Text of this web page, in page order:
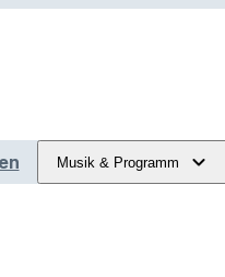
Musik & Programm